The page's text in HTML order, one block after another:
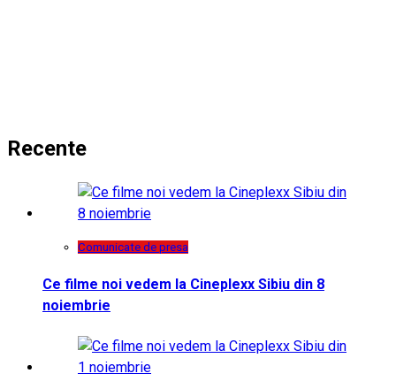
Recente
Comunicate de presa
Ce filme noi vedem la Cineplexx Sibiu din 8
noiembrie